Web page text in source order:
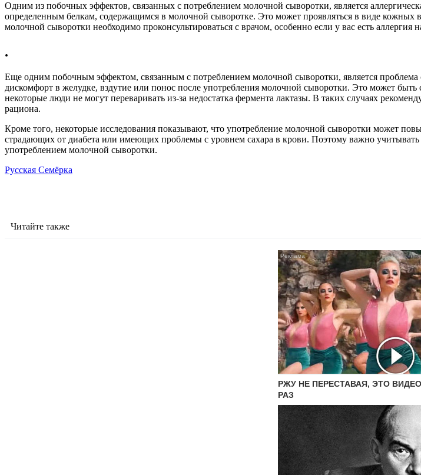
Одним из побочных эффектов, связанных с потреблением молочной сыворотки, является
определенным белкам, содержащимся в молочной сыворотке. Это может проявляться в виде
молочной сыворотки необходимо проконсультироваться с врачом, особенно если у вас есть аллергия
.
Еще одним побочным эффектом, связанным с потреблением молочной сыворотки, является
дискомфорт в желудке, вздутие или понос после употребления молочной сыворотки. Это может
некоторые люди не могут переваривать из-за недостатка фермента лактазы. В таких случаях
рациона.
Кроме того, некоторые исследования показывают, что употребление молочной сыворотки может
страдающих от диабета или имеющих проблемы с уровнем сахара в крови. Поэтому важно учитывать
употреблением молочной сыворотки.
Русская Семёрка
Читайте также
РЖУ НЕ ПЕРЕСТАВАЯ, ЭТО
РАЗ